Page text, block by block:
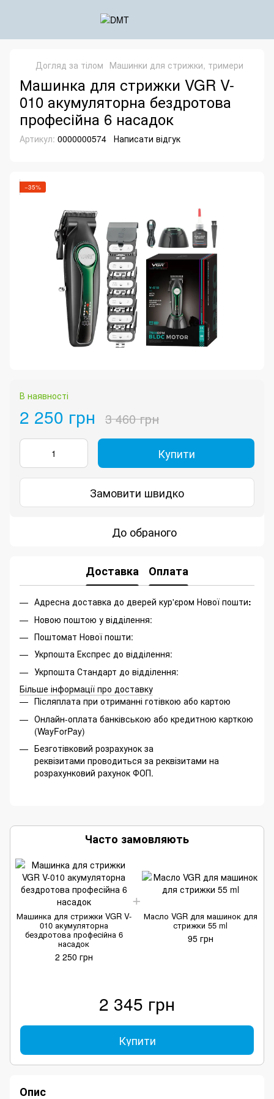
Догляд за тілом Машинки для стрижки, тримери
Машинка для стрижки VGR V-
010 акумуляторна бездротова
професійна 6 насадок
Артикул: 0000000574 Написати відгук
−35%
В наявності
2 250 грн 3 460 грн
Купити
Замовити швидко
До обраного
Доставка Оплата
Адресна доставка до дверей кур'єром Нової пошти:
Новою поштою у відділення:
Поштомат Нової пошти:
Укрпошта Експрес до відділення:
Укрпошта Стандарт до відділення:
Більше інформації про доставку
Післяплата при отриманні готівкою або картою
Онлайн-оплата банківською або кредитною карткою
(WayForPay)
Безготівковий розрахунок за
реквізитами проводиться за реквізитами на
розрахунковий рахунок ФОП.
Часто замовляють
Машинка для стрижки VGR V-
010 акумуляторна
бездротова професійна 6
насадок
2 250 грн
Масло VGR для машинок для
стрижки 55 ml
95 грн
2 345 грн
Купити
Опис